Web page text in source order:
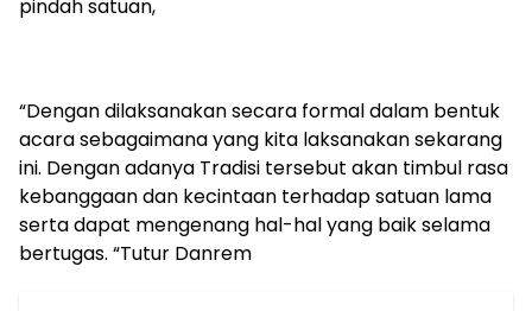
pindah satuan,
“Dengan dilaksanakan secara formal dalam bentuk
acara sebagaimana yang kita laksanakan sekarang
ini. Dengan adanya Tradisi tersebut akan timbul rasa
kebanggaan dan kecintaan terhadap satuan lama
serta dapat mengenang hal-hal yang baik selama
bertugas. “Tutur Danrem